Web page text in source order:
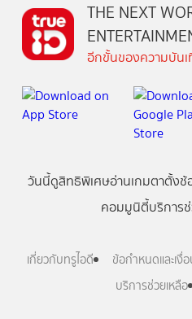
THE NEXT
อีกขั้นของความบัน
วันนี้ดูสิทธิพิเศษอ่านเกมตาตั้งช้
คอมมูนิตี้บริการ
เกี่ยวกับทรูไอดี ข้อกำหนดและเงื่อ
บริการช่วยเหลือ